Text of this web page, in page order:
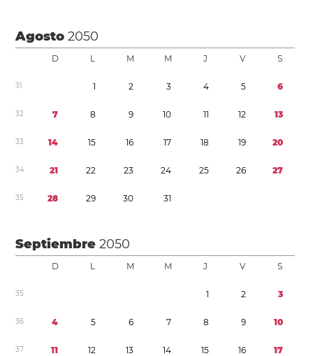
Agosto2050
D L M M J V S
31 1 2 3 4 5 6
32 7 8 9 10 11 12 13
33 14 15 16 17 18 19 20
34 21 22 23 24 25 26 27
35 28 29 30 31
Septiembre2050
D L M M J V S
35 1 2 3
36 4 5 6 7 8 9 10
37 11 12 13 14 15 16 17